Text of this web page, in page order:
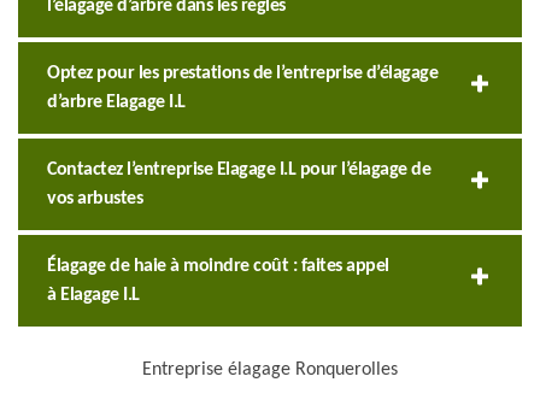
l’élagage d’arbre dans les règles
Optez pour les prestations de l’entreprise d’élagage
d’arbre Elagage I.L
Contactez l’entreprise Elagage I.L pour l’élagage de
vos arbustes
Élagage de haie à moindre coût : faites appel
à Elagage I.L
Entreprise élagage Ronquerolles